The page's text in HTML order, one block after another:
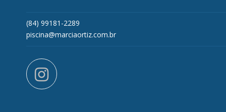
(84) 99181-2289
piscina@marciaortiz.com.br
instagram